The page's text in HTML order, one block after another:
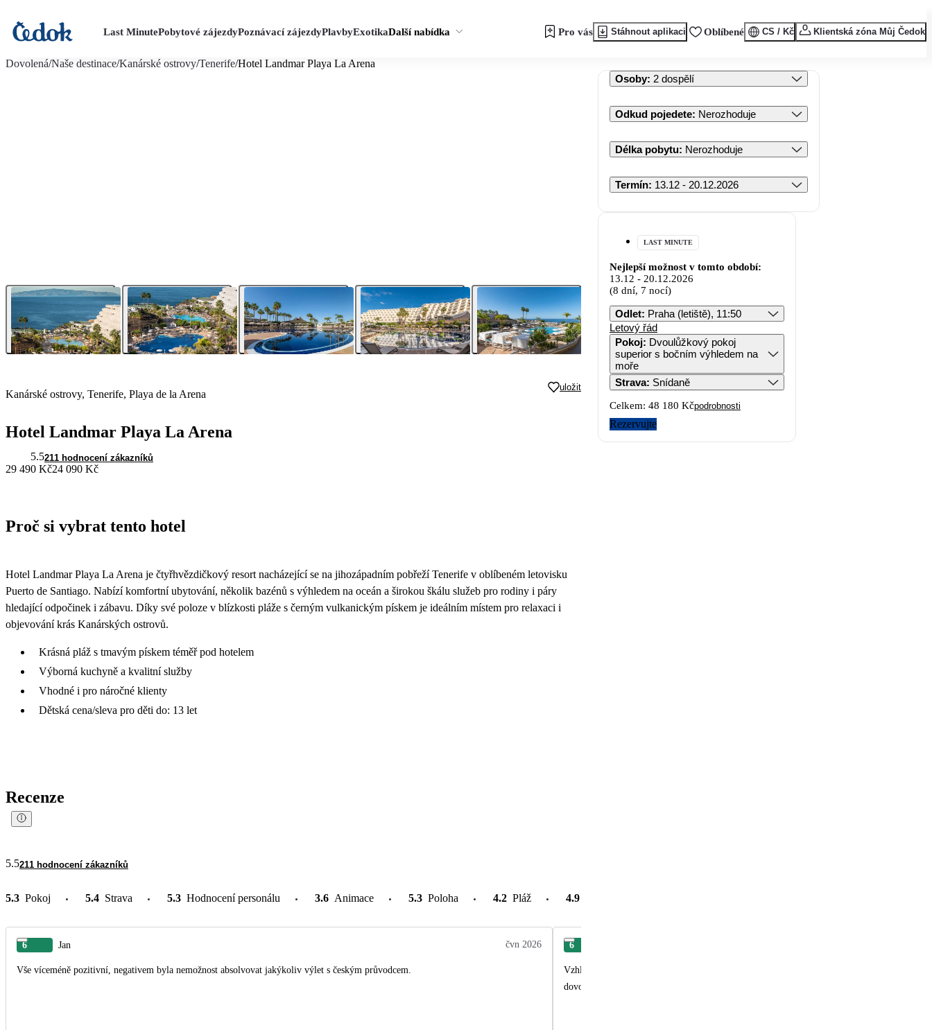
Last MinutePobytové zájezdyPoznávací zájezdyPlavbyExotikaDalší nabídka Pro vás Stáhnout aplikaci Oblíbené CS / Kč Klientská zóna Můj Čedok
Dovolená/Naše destinace/Kanárské ostrovy/Tenerife/Hotel Landmar Playa La Arena
Kanárské ostrovy, Tenerife, Playa de la Arena
uložit
Hotel Landmar Playa La Arena
5.5211 hodnocení zákazníků
29 490 Kč24 090 Kč
Proč si vybrat tento hotel
Hotel Landmar Playa La Arena je čtyřhvězdičkový resort nacházející se na jihozápadním pobřeží Tenerife v oblíbeném letovisku
Puerto de Santiago. Nabízí komfortní ubytování, několik bazénů s výhledem na oceán a širokou škálu služeb pro rodiny i páry
hledající odpočinek i zábavu. Díky své poloze v blízkosti pláže s černým vulkanickým pískem je ideálním místem pro relaxaci i
objevování krás Kanárských ostrovů.
Krásná pláž s tmavým pískem téměř pod hotelem
Výborná kuchyně a kvalitní služby
Vhodné i pro náročné klienty
Dětská cena/sleva pro děti do: 13 let
Recenze
5.5211 hodnocení zákazníků
5.3 Pokoj 5.4 Strava 5.3 Hodnocení personálu 3.6 Animace 5.3 Poloha 4.2 Pláž 4.9
6 Jan čvn 2026
Vše víceméně pozitivní, negativem byla nemožnost absolvovat jakýkoliv výlet s českým průvodcem.
6
Vzhledem k tomu že minulý týden zasáhly ostrovy mimořádně silné bouřky a tím pádem
dovolená líbila.
Osoby: 2 dospělí
Odkud pojedete: Nerozhoduje
Délka pobytu: Nerozhoduje
Termín: 13.12 - 20.12.2026
LAST MINUTE
Nejlepší možnost v tomto období:
13.12 - 20.12.2026
(8 dní, 7 nocí)
Odlet: Praha (letiště), 11:50
Letový řád
Pokoj: Dvoulůžkový pokoj
superior s bočním výhledem na
moře
Strava: Snídaně
Celkem: 48 180 Kčpodrobnosti
Rezervujte